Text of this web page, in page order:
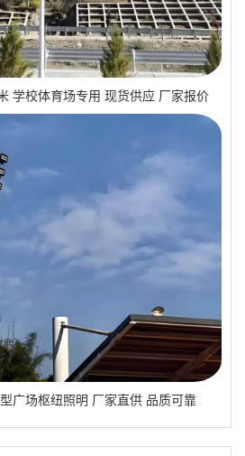
学校体育场专用 现货供应 厂家报价
广场枢纽照明 厂家直供 品质可靠